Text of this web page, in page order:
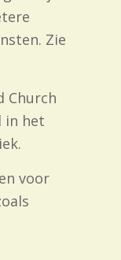
Zie
Church
in het
voor